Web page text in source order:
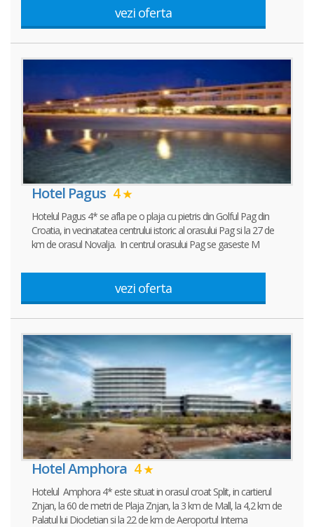
vezi oferta
Hotel Pagus 4
Hotelul Pagus 4* se afla pe o plaja cu pietris din Golful Pag din
Croatia, in vecinatatea centrului istoric al orasului Pag si la 27 de
km de orasul Novalja. In centrul orasului Pag se gaseste M
vezi oferta
Hotel Amphora 4
Hotelul Amphora 4* este situat in orasul croat Split, in cartierul
Znjan, la 60 de metri de Plaja Znjan, la 3 km de Mall, la 4,2 km de
Palatul lui Diocletian si la 22 de km de Aeroportul Interna